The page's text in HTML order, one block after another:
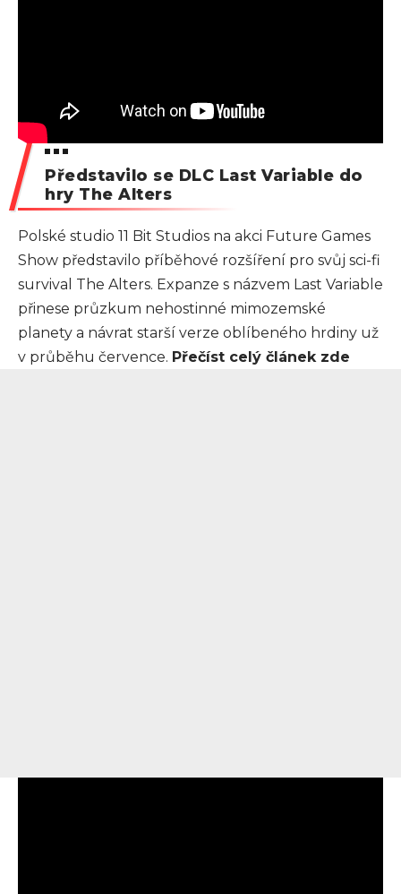
Představilo se DLC Last Variable do
hry The Alters
Polské studio 11 Bit Studios na akci Future Games
Show představilo příběhové rozšíření pro svůj sci-fi
survival The Alters. Expanze s názvem Last Variable
přinese průzkum nehostinné mimozemské
planety a návrat starší verze oblíbeného hrdiny už
v průběhu července. Přečíst celý článek zde